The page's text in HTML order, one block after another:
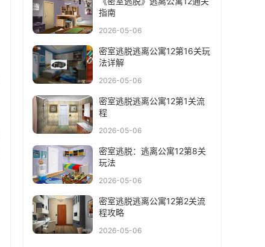
指南
2026-05-06
密室逃脱逃离公寓12第16关玩
法详解
2026-05-06
密室逃脱逃离公寓12第1关流
程
2026-05-06
密室逃脱：逃离公寓12第8关
玩法
2026-05-06
密室逃脱逃离公寓12第2关流
程攻略
2026-05-06